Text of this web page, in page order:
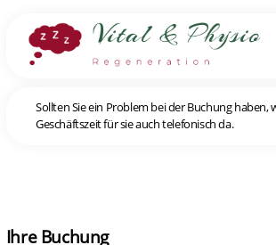
Sollten Sie ein Problem bei der Buchung haben,
Geschäftszeit für sie auch telefonisch da.
Ihre Buchung